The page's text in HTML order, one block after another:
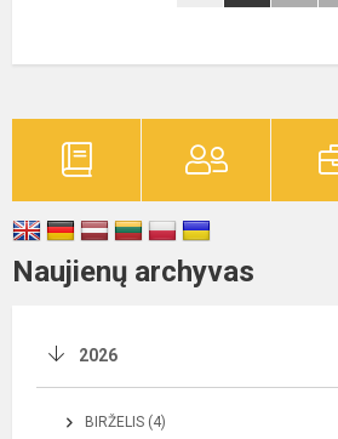
Naujienų archyvas
2026
BIRŽELIS (4)